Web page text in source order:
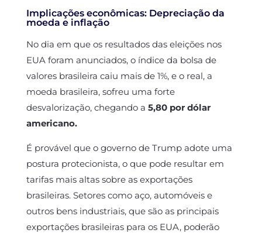
Implicações econômicas: Depreciação da
moeda e inflação
No dia em que os resultados das eleições nos
EUA foram anunciados, o índice da bolsa de
valores brasileira caiu mais de 1%, e o real, a
moeda brasileira, sofreu uma forte
desvalorização, chegando a 5,80 por dólar
americano.
É provável que o governo de Trump adote uma
postura protecionista, o que pode resultar em
tarifas mais altas sobre as exportações
brasileiras. Setores como aço, automóveis e
outros bens industriais, que são as principais
exportações brasileiras para os EUA, poderão